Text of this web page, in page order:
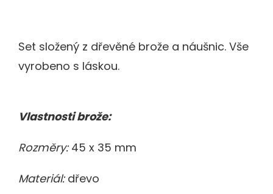
Set složený z dřevěné brože a náušnic. Vše
vyrobeno s láskou.
Vlastnosti brože:
Rozměry:45 x 35 mm
Materiál: dřevo